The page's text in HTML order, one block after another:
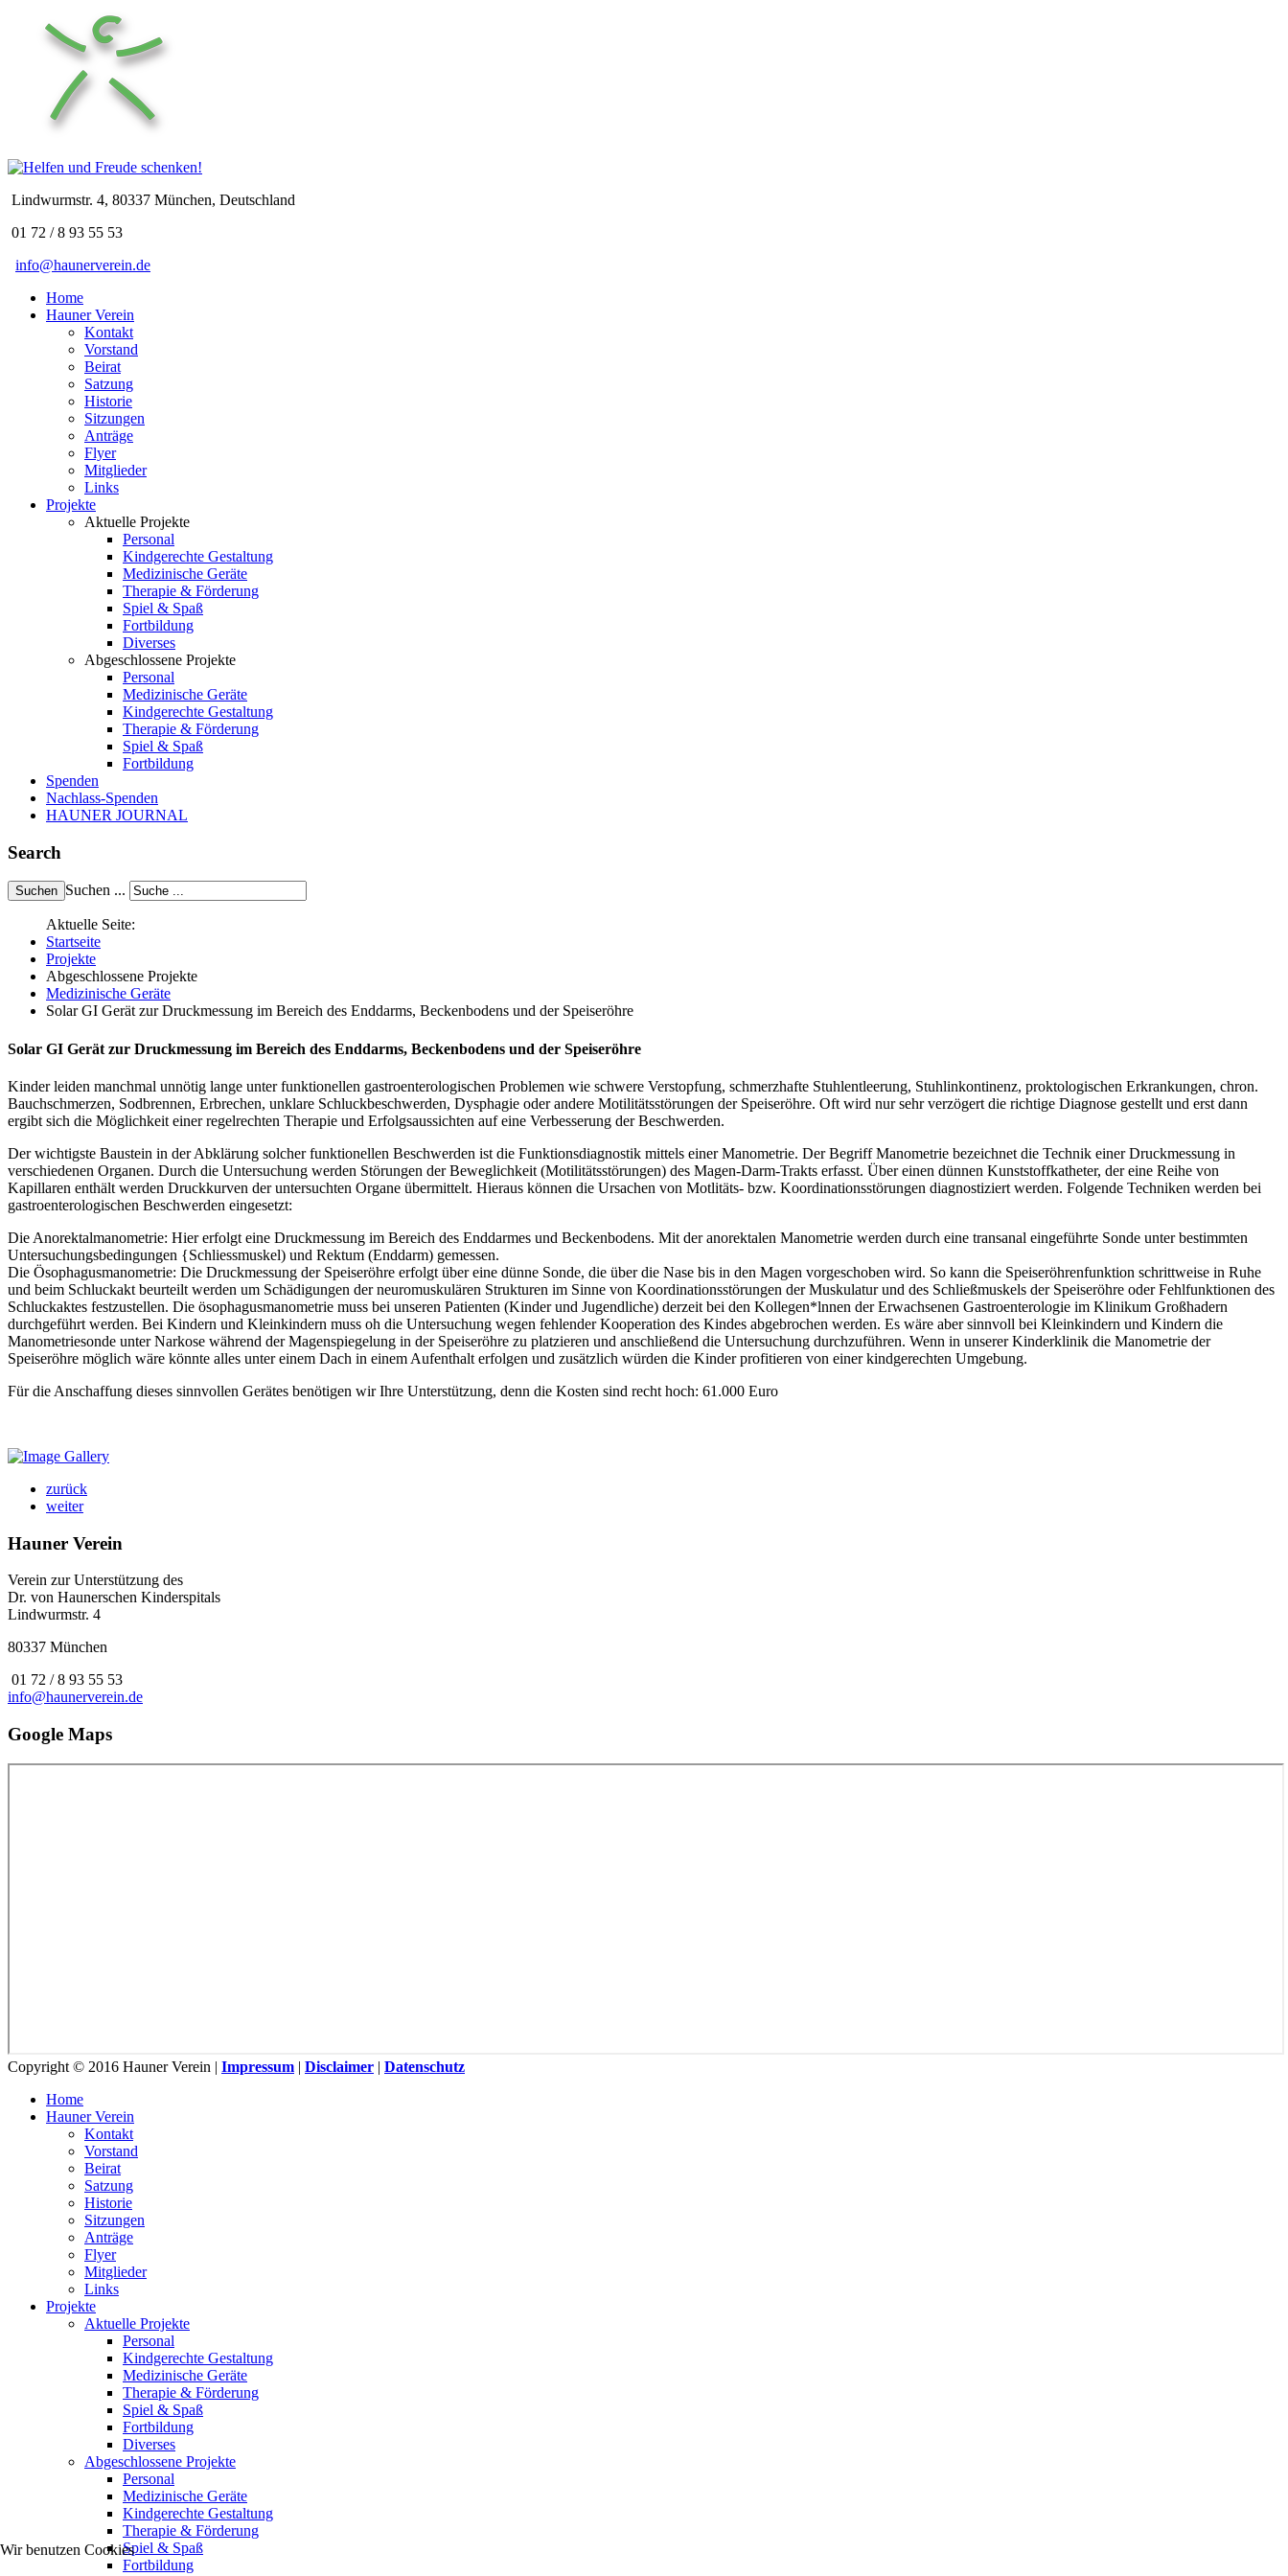
Lindwurmstr. 4, 80337 München, Deutschland
01 72 / 8 93 55 53
info@haunerverein.de
Home
Hauner Verein
Kontakt
Vorstand
Beirat
Satzung
Historie
Sitzungen
Anträge
Flyer
Mitglieder
Links
Projekte
Aktuelle Projekte
Personal
Kindgerechte Gestaltung
Medizinische Geräte
Therapie & Förderung
Spiel & Spaß
Fortbildung
Diverses
Abgeschlossene Projekte
Personal
Medizinische Geräte
Kindgerechte Gestaltung
Therapie & Förderung
Spiel & Spaß
Fortbildung
Spenden
Nachlass-Spenden
HAUNER JOURNAL
Search
Suchen ...
Aktuelle Seite:
Startseite
Projekte
Abgeschlossene Projekte
Medizinische Geräte
Solar GI Gerät zur Druckmessung im Bereich des Enddarms, Beckenbodens und der Speiseröhre
Solar GI Gerät zur Druckmessung im Bereich des Enddarms, Beckenbodens und der Speiseröhre
Kinder leiden manchmal unnötig lange unter funktionellen gastroenterologischen Problemen wie schwere Verstopfung, schmerzhafte Stuhlentleerung, Stuhlinkontinenz, prokto­logischen Erkrankungen, chron.
Bauchschmerzen, Sod­brennen, Erbrechen, unklare Schluckbeschwerden, Dysphagie oder andere Motilitätsstörungen der Speiseröhre. Oft wird nur sehr verzögert die richtige Diagnose gestellt und erst dann
ergibt sich die Möglichkeit einer regelrechten Therapie und Erfolgsaussichten auf eine Verbesserung der Beschwerden.
Der wichtigste Baustein in der Abklärung solcher funktionellen Beschwerden ist die Funktionsdiagnostik mittels einer Manometrie. Der Begriff Manometrie bezeichnet die Technik einer Druckmessung in
verschiedenen Organen. Durch die Untersuchung werden Störungen der Beweglichkeit (Motilitätsstörungen) des Magen-Darm-Trakts erfasst. Über einen dünnen Kunststoffkatheter, der eine Reihe von
Kapillaren enthält werden Druckkurven der untersuchten Organe übermittelt. Hieraus können die Ursachen von Motlitäts- bzw. Koordinationsstörungen diagnostiziert werden. Folgende Techniken werden bei
gastroentero­logischen Beschwerden eingesetzt:
Die Anorektalmanometrie: Hier erfolgt eine Druckmessung im Bereich des Enddarmes und Beckenbodens. Mit der anorektalen Manometrie werden durch eine transanal eingeführte Sonde unter bestimmten
Untersuchungsbedingungen {Schliessmuskel) und Rektum (Enddarm) gemessen.
Die Ösophagusmanometrie: Die Druckmessung der Speise­röhre erfolgt über eine dünne Sonde, die über die Nase bis in den Magen vorgeschoben wird. So kann die Speiseröhrenfunktion schrittweise in Ruhe
und beim Schluckakt beurteilt werden um Schädigungen der neuromuskulären Strukturen im Sinne von Koordinations­störungen der Muskulatur und des Schließmuskels der Speise­röhre oder Fehlfunktionen des
Schluckaktes festzustellen. Die ösophagusmanometrie muss bei unseren Patienten (Kinder und Jugendliche) derzeit bei den Kollegen*lnnen der Erwachsenen Gastroenterologie im Klinikum Großhadern
durchgeführt werden. Bei Kindern und Kleinkindern muss oh die Untersuchung wegen fehlender Kooperation des Kindes abgebrochen werden. Es wäre aber sinnvoll bei Kleinkindern und Kindern die
Manometriesonde unter Narkose während der Magenspiegelung in der Speiseröhre zu platzieren und anschließend die Untersuchung durchzuführen. Wenn in unserer Kinderklinik die Manometrie der
Speiseröhre möglich wäre könnte alles unter einem Dach in einem Aufenthalt erfolgen und zusätzlich würden die Kinder profitieren von einer kindgerechten Umgebung.
Für die Anschaffung dieses sinnvollen Gerätes benötigen wir Ihre Unterstützung, denn die Kosten sind recht hoch: 61.000 Euro
zurück
weiter
Hauner Verein
Verein zur Unterstützung des
Dr. von Haunerschen Kinderspitals
Lindwurmstr. 4
80337 München
01 72 / 8 93 55 53
info@haunerverein.de
Google Maps
Copyright © 2016 Hauner Verein | Impressum | Disclaimer | Datenschutz
Home
Hauner Verein
Kontakt
Vorstand
Beirat
Satzung
Historie
Sitzungen
Anträge
Flyer
Mitglieder
Links
Projekte
Aktuelle Projekte
Personal
Kindgerechte Gestaltung
Medizinische Geräte
Therapie & Förderung
Spiel & Spaß
Fortbildung
Diverses
Abgeschlossene Projekte
Personal
Medizinische Geräte
Kindgerechte Gestaltung
Therapie & Förderung
Spiel & Spaß
Fortbildung
Wir benutzen Cookies